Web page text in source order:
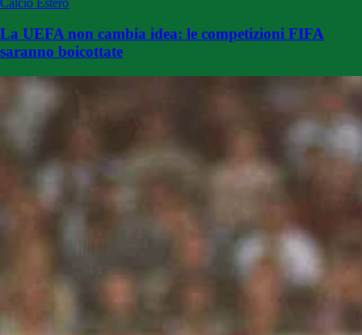
La UEFA non cambia idea: le competizioni FIFA
saranno boicottate